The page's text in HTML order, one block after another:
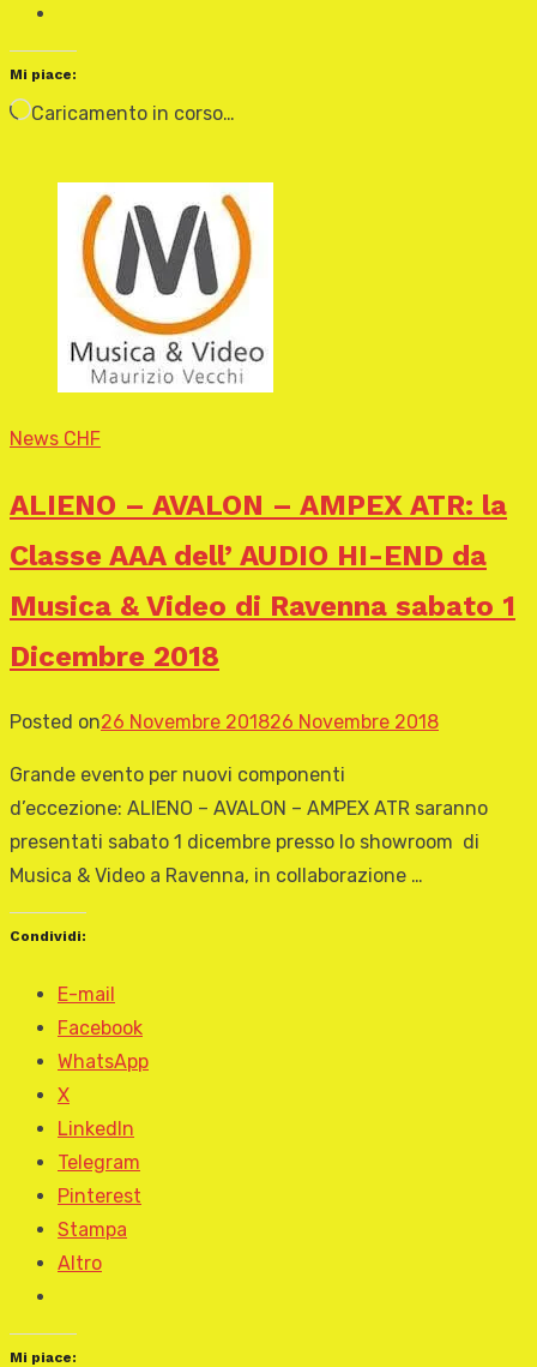
Mi piace:
Caricamento in corso…
News CHF
ALIENO – AVALON – AMPEX ATR: la
Classe AAA dell’ AUDIO HI-END da
Musica & Video di Ravenna sabato 1
Dicembre 2018
Posted on26 Novembre 201826 Novembre 2018
Grande evento per nuovi componenti
d’eccezione: ALIENO – AVALON – AMPEX ATR saranno
presentati sabato 1 dicembre presso lo showroom di
Musica & Video a Ravenna, in collaborazione …
Condividi:
E-mail
Facebook
WhatsApp
X
LinkedIn
Telegram
Pinterest
Stampa
Altro
Mi piace: